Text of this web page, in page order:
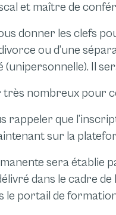
et maître de
donner les clefs
ou d’une
Il
nombreux pour
rappeler que
sur la
sera établie
dans le cadre
portail de